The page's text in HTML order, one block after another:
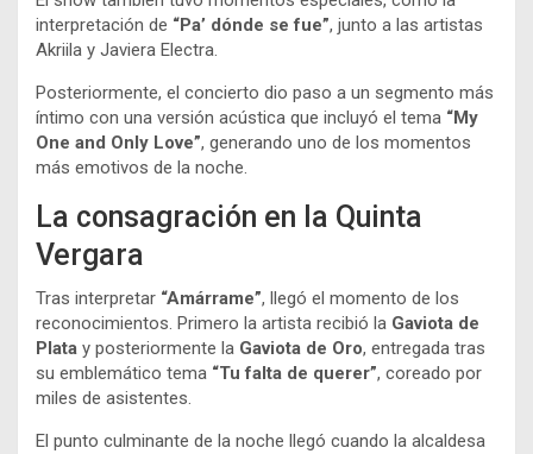
interpretación de “Pa’ dónde se fue”, junto a las artistas
Akriila y Javiera Electra.
Posteriormente, el concierto dio paso a un segmento más
íntimo con una versión acústica que incluyó el tema “My
One and Only Love”, generando uno de los momentos
más emotivos de la noche.
La consagración en la Quinta
Vergara
Tras interpretar “Amárrame”, llegó el momento de los
reconocimientos. Primero la artista recibió la Gaviota de
Plata y posteriormente la Gaviota de Oro, entregada tras
su emblemático tema “Tu falta de querer”, coreado por
miles de asistentes.
El punto culminante de la noche llegó cuando la alcaldesa